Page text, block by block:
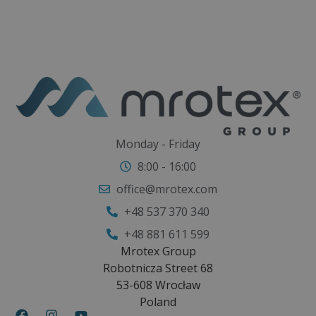
Monday - Friday
8:00 - 16:00
office@mrotex.com
+48 537 370 340
+48 881 611 599
Mrotex Group
Robotnicza Street 68
53-608 Wrocław
Poland